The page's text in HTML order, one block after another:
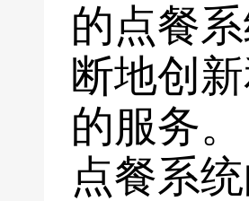
的点餐
断地创
的服务。
点餐系